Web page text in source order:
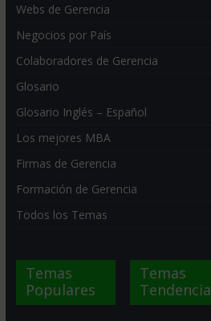
Webs de Gerencia
Negocios por País
Colaboradores de Gerencia
Glosario
Glosario Inglés – Español
Los mejores MBA
Firmas de Gerencia
Formación de Gerencia
Todos los Temas
Temas
Populares
Temas
Tendencia